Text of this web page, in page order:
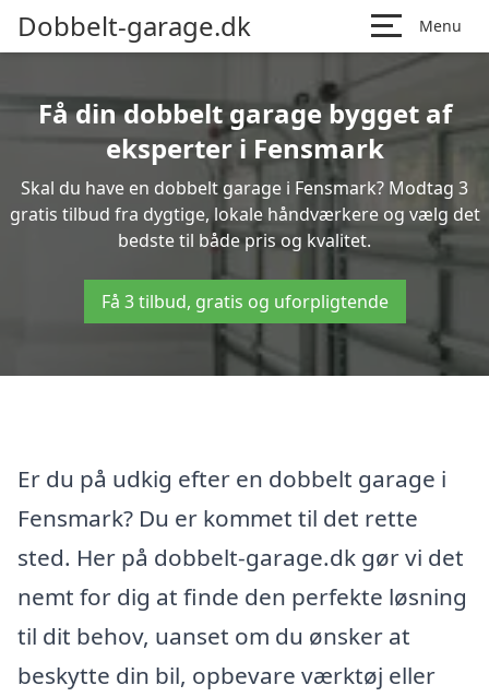
Dobbelt-garage.dk Menu
Få din dobbelt garage bygget af
eksperter i Fensmark
Skal du have en dobbelt garage i Fensmark? Modtag 3
gratis tilbud fra dygtige, lokale håndværkere og vælg det
bedste til både pris og kvalitet.
Få 3 tilbud, gratis og uforpligtende
Er du på udkig efter en dobbelt garage i
Fensmark? Du er kommet til det rette
sted. Her på dobbelt-garage.dk gør vi det
nemt for dig at finde den perfekte løsning
til dit behov, uanset om du ønsker at
beskytte din bil, opbevare værktøj eller